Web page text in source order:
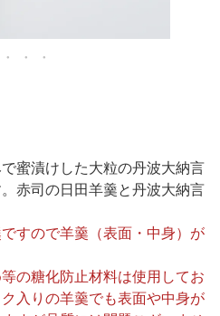
蜜漬けした大粒の丹波大納言
赤司の日田羊羹と丹波大納言
すので羊羹（表面・中身）が
の糖化防止材料は使用してお
入りの羊羹でも表面や中身が